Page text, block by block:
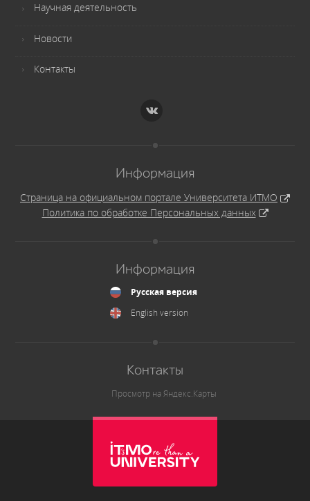
Научная деятельность
Новости
Контакты
Информация
Страница на официальном портале Университета ИТМО
Политика по обработке Персональных данных
Информация
Русская версия
English version
Контакты
Просмотр на Яндекс.Карты